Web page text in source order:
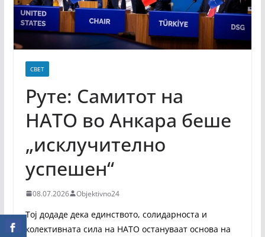
СВЕТ
Руте: Самитот на
НАТО во Анкара беше
„исклучително
успешен“
08.07.2026 Objektivno24
Тој додаде дека единството, солидарноста и
колективната сила на НАТО остануваат основа на